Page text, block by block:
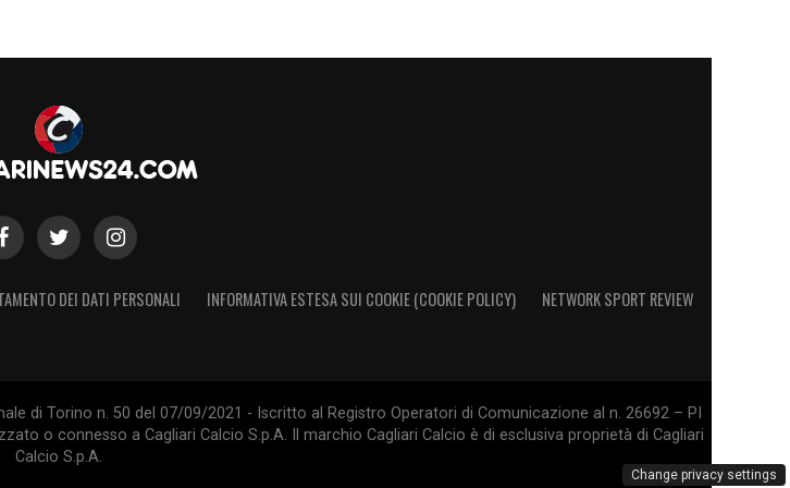
DEI DATI PERSONALI INFORMATIVA ESTESA SUI COOKIE (COOKIE POLICY) NETWORK SPORT REVIEW
di Torino n. 50 del 07/09/2021 - Iscritto al Registro Operatori di Comunicazione al n. 26692 – PI
o connesso a Cagliari Calcio S.p.A. Il marchio Cagliari Calcio è di esclusiva proprietà di Cagliari
Calcio S.p.A.
Change privacy settings